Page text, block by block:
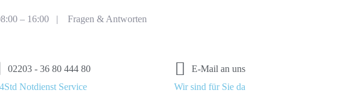
– 16:00 | Fragen & Antworten
02203 - 36 80 444 80
Notdienst Service
E-Mail an uns
Wir sind für Sie da